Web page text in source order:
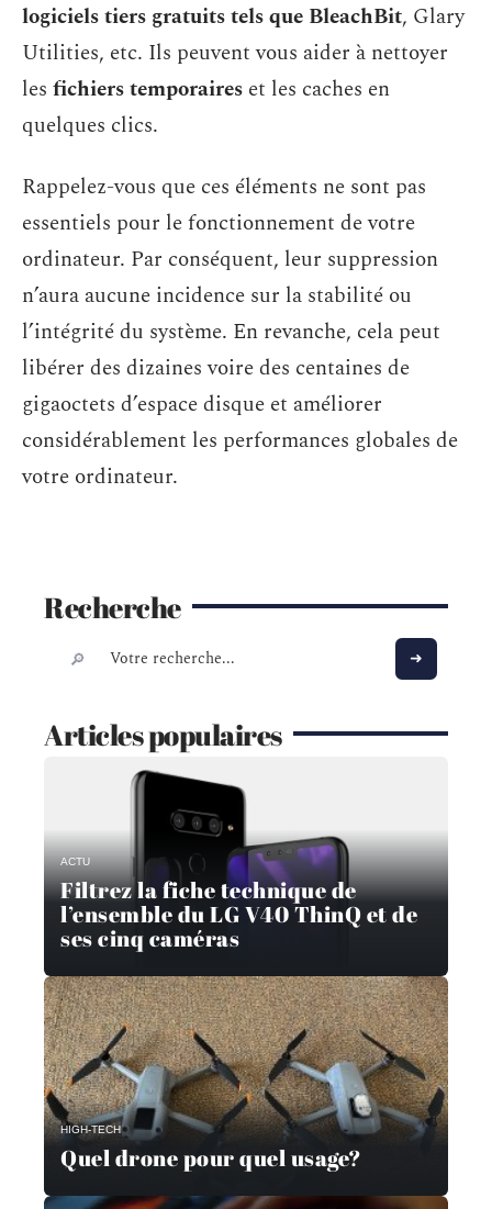
logiciels tiers gratuits tels que BleachBit, Glary
Utilities, etc. Ils peuvent vous aider à nettoyer
les fichiers temporaires et les caches en
quelques clics.
Rappelez-vous que ces éléments ne sont pas
essentiels pour le fonctionnement de votre
ordinateur. Par conséquent, leur suppression
n’aura aucune incidence sur la stabilité ou
l’intégrité du système. En revanche, cela peut
libérer des dizaines voire des centaines de
gigaoctets d’espace disque et améliorer
considérablement les performances globales de
votre ordinateur.
Recherche
Articles populaires
ACTU
Filtrez la fiche technique de
l’ensemble du LG V40 ThinQ et de
ses cinq caméras
HIGH-TECH
Quel drone pour quel usage?